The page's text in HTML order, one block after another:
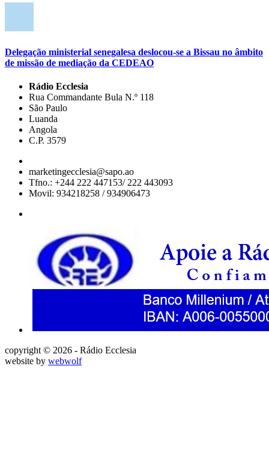
Delegação ministerial senegalesa deslocou-se a Bissau no âmbito
de missão de mediação da CEDEAO
Rádio Ecclesia
Rua Commandante Bula N.º 118
São Paulo
Luanda
Angola
C.P. 3579
marketingecclesia@sapo.ao
Tfno.: +244 222 447153/ 222 443093
Movil: 934218258 / 934906473
copyright © 2026 - Rádio Ecclesia
website by webwolf